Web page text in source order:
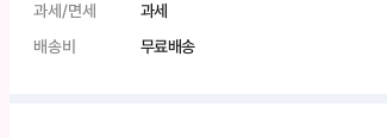
과세/면세
과세
배송비
무료배송